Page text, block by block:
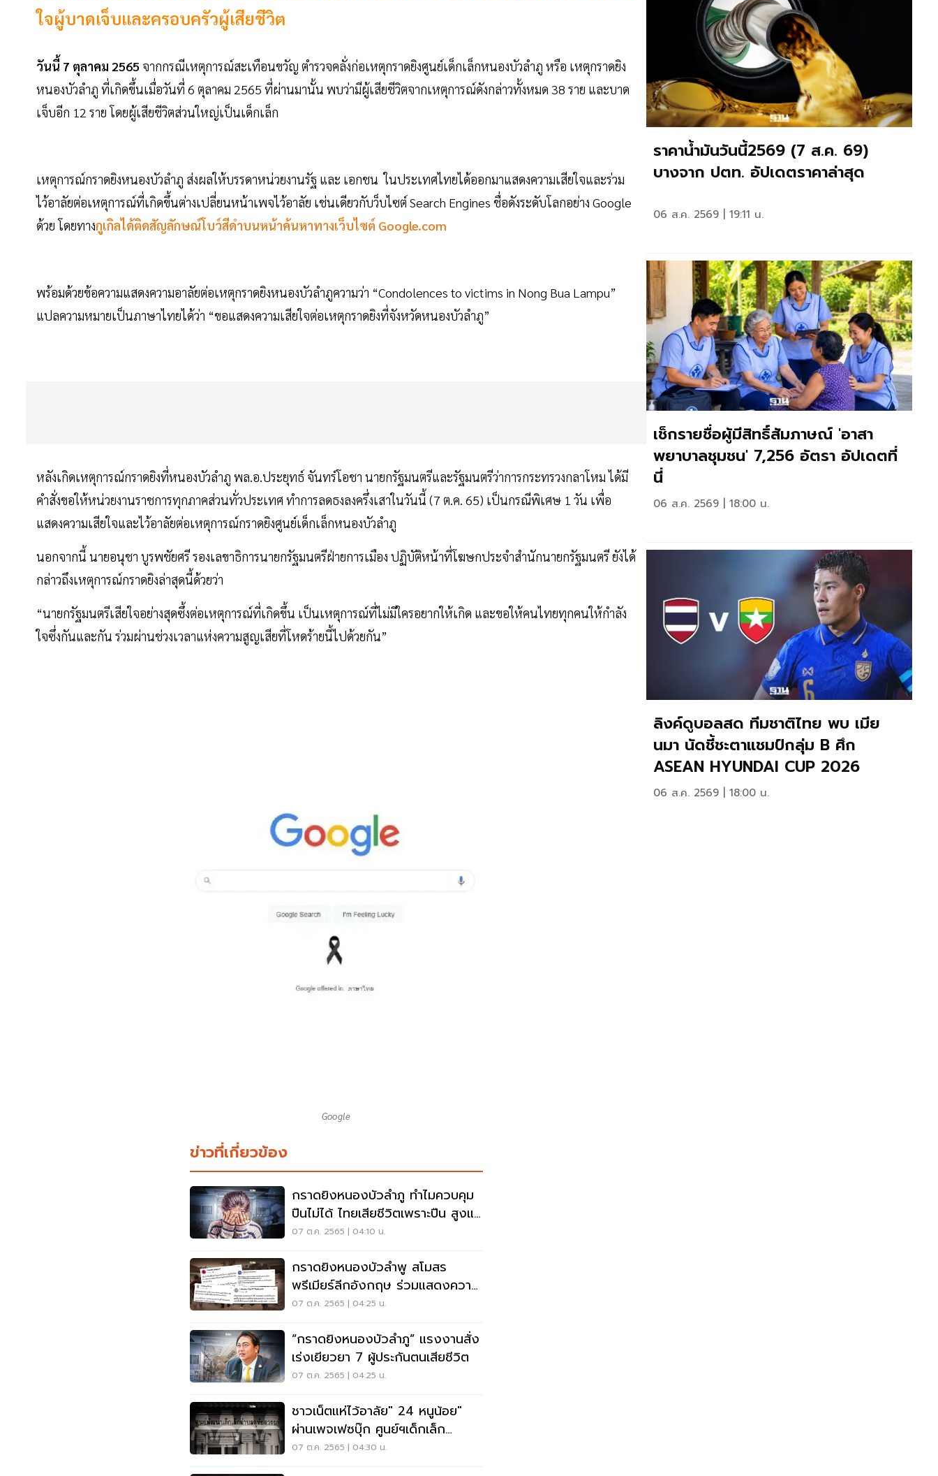
ใจผู้บาดเจ็บและครอบครัวผู้เสียชีวิต
วันนี้ 7 ตุลาคม 2565 จากกรณีเหตุการณ์สะเทือนขวัญ ตำรวจคลั่งก่อเหตุกราดยิงศูนย์เด็กเล็กหนองบัวลำภู หรือ เหตุกราดยิง
หนองบัวลำภู ที่เกิดขึ้นเมื่อวันที่ 6 ตุลาคม 2565 ที่ผ่านมานั้น พบว่ามีผู้เสียชีวิตจากเหตุการณ์ดังกล่าวทั้งหมด 38 ราย และบาด
เจ็บอีก 12 ราย โดยผู้เสียชีวิตส่วนใหญ่เป็นเด็กเล็ก
เหตุการณ์กราดยิงหนองบัวลำภู ส่งผลให้บรรดาหน่วยงานรัฐ และ เอกชน ในประเทศไทยได้ออกมาแสดงความเสียใจและร่วม
ไว้อาลัยต่อเหตุการณ์ที่เกิดขึ้นต่างเปลี่ยนหน้าเพจไว้อาลัย เช่นเดียวกับว็บไซต์ Search Engines ชื่อดังระดับโลกอย่าง Google
ด้วย โดยทางกูเกิลได้ติดสัญลักษณ์โบว์สีดำบนหน้าค้นหาทางเว็บไซต์ Google.com
พร้อมด้วยข้อความแสดงความอาลัยต่อเหตุกราดยิงหนองบัวลำภูความว่า “Condolences to victims in Nong Bua Lampu”
แปลความหมายเป็นภาษาไทยได้ว่า “ขอแสดงความเสียใจต่อเหตุกราดยิงที่จังหวัดหนองบัวลำภู”
หลังเกิดเหตุการณ์กราดยิงที่หนองบัวลำภู พล.อ.ประยุทธ์ จันทร์โอชา นายกรัฐมนตรีและรัฐมนตรีว่าการกระทรวงกลาโหม ได้มี
คำสั่งขอให้หน่วยงานราชการทุกภาคส่วนทั่วประเทศ ทำการลดธงลงครึ่งเสาในวันนี้ (7 ต.ค. 65) เป็นกรณีพิเศษ 1 วัน เพื่อ
แสดงความเสียใจและไว้อาลัยต่อเหตุการณ์กราดยิงศูนย์เด็กเล็กหนองบัวลำภู
นอกจากนี้ นายอนุชา บูรพชัยศรี รองเลขาธิการนายกรัฐมนตรีฝ่ายการเมือง ปฏิบัติหน้าที่โฆษกประจำสำนักนายกรัฐมนตรี ยังได้
กล่าวถึงเหตุการณ์กราดยิงล่าสุดนี้ด้วยว่า
“นายกรัฐมนตรีเสียใจอย่างสุดซึ้งต่อเหตุการณ์ที่เกิดขึ้น เป็นเหตุการณ์ที่ไม่มีใครอยากให้เกิด และขอให้คนไทยทุกคนให้กำลัง
ใจซึ่งกันและกัน ร่วมผ่านช่วงเวลาแห่งความสูญเสียที่โหดร้ายนี้ไปด้วยกัน”
Google
ข่าวที่เกี่ยวข้อง
กราดยิงหนองบัวลำภู ทำไมควบคุม
ปืนไม่ได้ ไทยเสียชีวิตเพราะปืน สูงแค่
ไหน?
07 ต.ค. 2565 | 04:10 น.
กราดยิงหนองบัวลำพู สโมสร
พรีเมียร์ลีกอังกฤษ ร่วมแสดงความ
เสียใจ
07 ต.ค. 2565 | 04:25 น.
“กราดยิงหนองบัวลำภู” แรงงานสั่ง
เร่งเยียวยา 7 ผู้ประกันตนเสียชีวิต
07 ต.ค. 2565 | 04:25 น.
ชาวเน็ตแห่ไว้อาลัย" 24 หนูน้อย"
ผ่านเพจเฟซบุ๊ก ศูนย์ฯเด็กเล็ก
หนองบัวลำภู
07 ต.ค. 2565 | 04:30 น.
ราคาน้ำมันวันนี้2569 (7 ส.ค. 69)
บางจาก ปตท. อัปเดตราคาล่าสุด
06 ส.ค. 2569 | 19:11 น.
เช็กรายชื่อผู้มีสิทธิ์สัมภาษณ์ 'อาสา
พยาบาลชุมชน' 7,256 อัตรา อัปเดตที่
นี่
06 ส.ค. 2569 | 18:00 น.
ลิงค์ดูบอลสด ทีมชาติไทย พบ เมีย
นมา นัดชี้ชะตาแชมป์กลุ่ม B ศึก
ASEAN HYUNDAI CUP 2026
06 ส.ค. 2569 | 18:00 น.